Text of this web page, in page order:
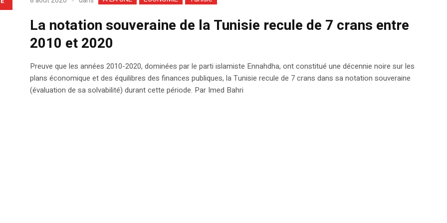
La notation souveraine de la Tunisie recule de 7 crans entre
2010 et 2020
Preuve que les années 2010-2020, dominées par le parti islamiste Ennahdha, ont constitué une décennie noire sur les
plans économique et des équilibres des finances publiques, la Tunisie recule de 7 crans dans sa notation souveraine
(évaluation de sa solvabilité) durant cette période. Par Imed Bahri